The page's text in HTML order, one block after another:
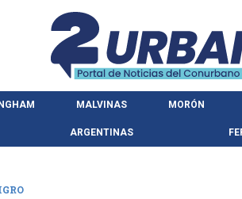
MALVINAS
ARGENTINAS
MORÓN